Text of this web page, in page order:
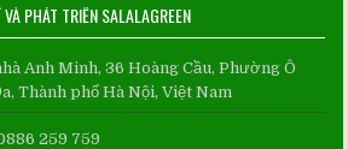
PHÁT TRIỂN SALALAGREEN
Anh Minh, 36 Hoàng Cầu, Phường Ô
Thành phố Hà Nội, Việt Nam
259 759